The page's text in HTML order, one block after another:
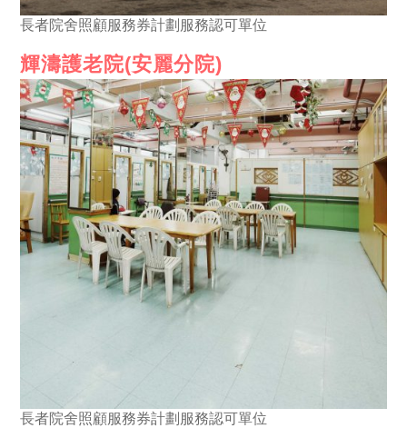
長者院舍照顧服務券計劃服務認可單位
輝濤護老院(安麗分院)
長者院舍照顧服務券計劃服務認可單位